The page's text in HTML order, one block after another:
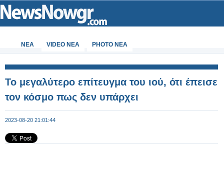
ΝΕΑ VIDEO NEA PHOTO NEA
Το μεγαλύτερο επίτευγμα του ιού, ότι έπεισε
τον κόσμο πως δεν υπάρχει
2023-08-20 21:01:44